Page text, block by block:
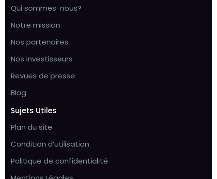
Qui sommes-nous?
Notre mission
Nos partenaires
Nos investisseurs
Revues de presse
Blog
Sujets Utiles
Plan du site
Condition d’utilisation
Politique de confidentialité